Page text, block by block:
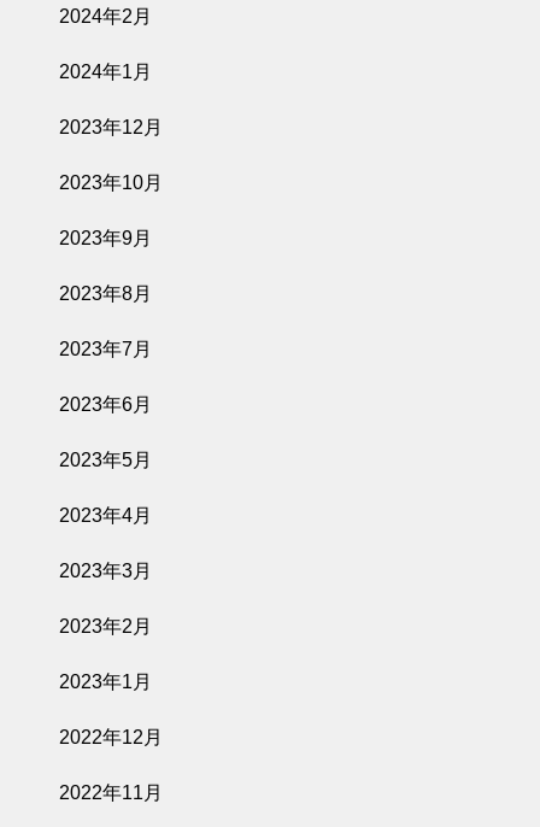
2024年2月
2024年1月
2023年12月
2023年10月
2023年9月
2023年8月
2023年7月
2023年6月
2023年5月
2023年4月
2023年3月
2023年2月
2023年1月
2022年12月
2022年11月